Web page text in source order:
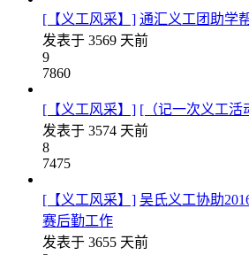
[【义工风采】] 通汇义工团助学
发表于 3569 天前
9
7860
[【义工风采】] [（记一次义工活
发表于 3574 天前
8
7475
[【义工风采】] 吴氏义工协助
赛后勤工作
发表于 3655 天前